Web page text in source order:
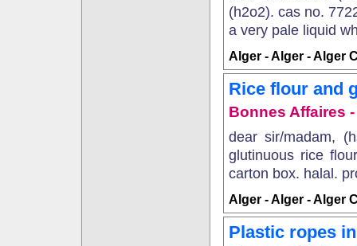
(h2o2). cas no.
a very pale liquid
Alger - Alger - Alger
Rice flour and
Bonnes Affaires
dear sir/madam,
glutinuous rice
carton box. halal.
Alger - Alger - Alger
Plastic ropes